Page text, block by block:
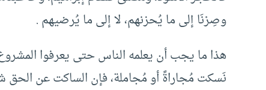
وصِرْنَا إلى ما يُحزنهم، لا إلى ما يُرضيهم .
هذا ما يجب أن يعلمه الناس حتى يعرفوا
نَسكت مُجاراةً أو مُجاملة، فإن الساكت عن